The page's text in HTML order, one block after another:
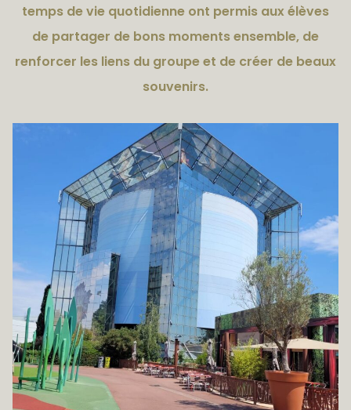
temps de vie quotidienne ont permis aux élèves
de partager de bons moments ensemble, de
renforcer les liens du groupe et de créer de beaux
souvenirs.